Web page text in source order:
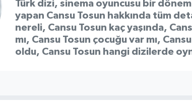
Türk dizi, sinema oyuncusu bir
yapan Cansu Tosun hakkında tüm
nereli, Cansu Tosun kaç yaşında,
mı, Cansu Tosun çocuğu var mı,
oldu, Cansu Tosun hangi dizilerde